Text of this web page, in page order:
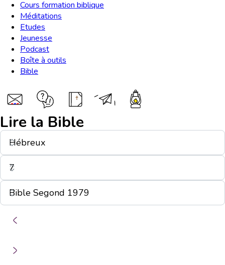
Cours formation biblique
Méditations
Etudes
Jeunesse
Podcast
Boîte à outils
Bible
Lire la Bible